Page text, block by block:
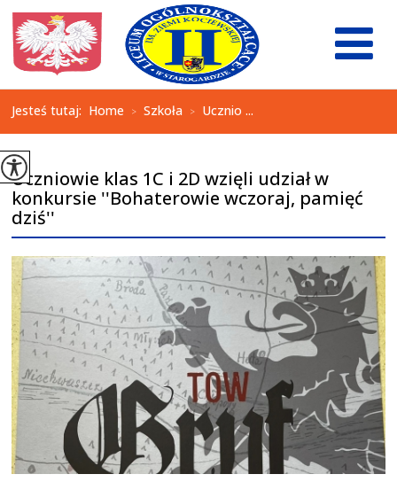
Jesteś tutaj: Home > Szkoła > Ucznio ...
Uczniowie klas 1C i 2D wzięli udział w
konkursie ''Bohaterowie wczoraj, pamięć
dziś''